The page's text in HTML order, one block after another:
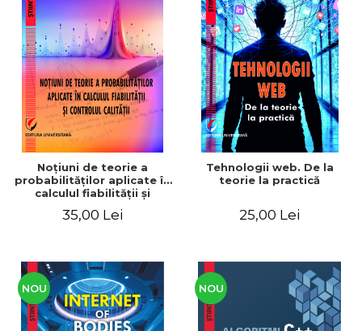
Noţiuni de teorie a
probabilităţilor aplicate în
calculul fiabilităţii şi
35,00 Lei
Tehnologii web. De la
teorie la practică
25,00 Lei
NOU NOU